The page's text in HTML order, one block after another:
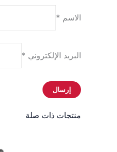
الاسم *
البريد الإلكتروني *
منتجات ذات صلة